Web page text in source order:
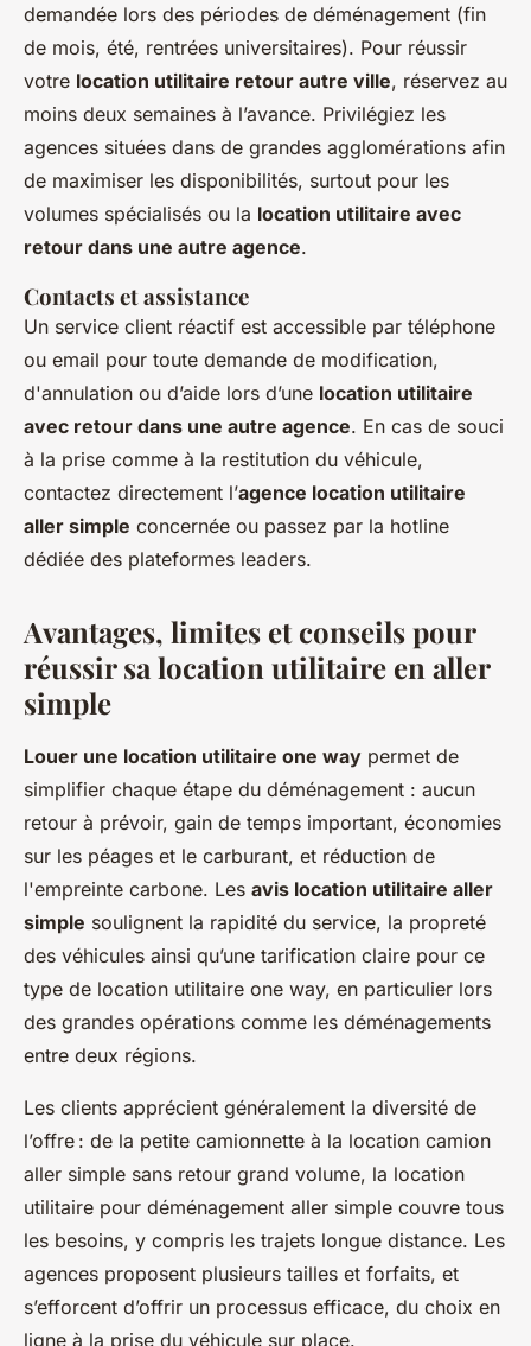
demandée lors des périodes de déménagement (fin
de mois, été, rentrées universitaires). Pour réussir
votre location utilitaire retour autre ville, réservez au
moins deux semaines à l’avance. Privilégiez les
agences situées dans de grandes agglomérations afin
de maximiser les disponibilités, surtout pour les
volumes spécialisés ou la location utilitaire avec
retour dans une autre agence.
Contacts et assistance
Un service client réactif est accessible par téléphone
ou email pour toute demande de modification,
d'annulation ou d’aide lors d’une location utilitaire
avec retour dans une autre agence. En cas de souci
à la prise comme à la restitution du véhicule,
contactez directement l’agence location utilitaire
aller simple concernée ou passez par la hotline
dédiée des plateformes leaders.
Avantages, limites et conseils pour
réussir sa location utilitaire en aller
simple
Louer une location utilitaire one way permet de
simplifier chaque étape du déménagement : aucun
retour à prévoir, gain de temps important, économies
sur les péages et le carburant, et réduction de
l'empreinte carbone. Les avis location utilitaire aller
simple soulignent la rapidité du service, la propreté
des véhicules ainsi qu’une tarification claire pour ce
type de location utilitaire one way, en particulier lors
des grandes opérations comme les déménagements
entre deux régions.
Les clients apprécient généralement la diversité de
l’offre : de la petite camionnette à la location camion
aller simple sans retour grand volume, la location
utilitaire pour déménagement aller simple couvre tous
les besoins, y compris les trajets longue distance. Les
agences proposent plusieurs tailles et forfaits, et
s’efforcent d’offrir un processus efficace, du choix en
ligne à la prise du véhicule sur place.